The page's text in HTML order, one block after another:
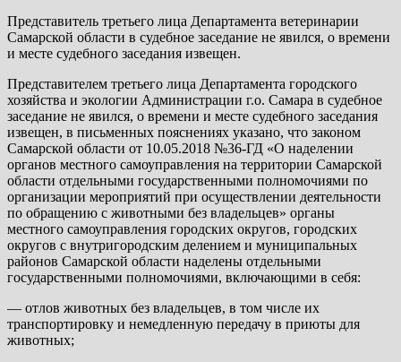
Представитель третьего лица Департамента ветеринарии
Самарской области в судебное заседание не явился, о времени
и месте судебного заседания извещен.
Представителем третьего лица Департамента городского
хозяйства и экологии Администрации г.о. Самара в судебное
заседание не явился, о времени и месте судебного заседания
извещен, в письменных пояснениях указано, что законом
Самарской области от 10.05.2018 №36-ГД «О наделении
органов местного самоуправления на территории Самарской
области отдельными государственными полномочиями по
организации мероприятий при осуществлении деятельности
по обращению с животными без владельцев» органы
местного самоуправления городских округов, городских
округов с внутригородским делением и муниципальных
районов Самарской области наделены отдельными
государственными полномочиями, включающими в себя:
— отлов животных без владельцев, в том числе их
транспортировку и немедленную передачу в приюты для
животных;